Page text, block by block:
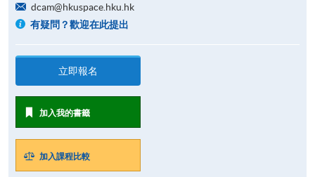
dcam@hkuspace.hku.hk
有疑問？歡迎在此提出
立即報名
加入我的書籤
加入課程比較